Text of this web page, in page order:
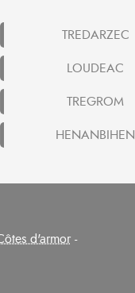
TREDARZEC
LOUDEAC
TREGROM
HENANBIHEN
d'armor -